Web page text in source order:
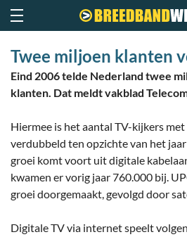
Twee miljoen klanten
Eind 2006 telde Nederland twee
klanten. Dat meldt vakblad
Hiermee is het aantal TV-kijkers
verdubbeld ten opzichte van het
groei komt voort uit digitale
kwamen er vorig jaar 760.000 bij.
groei doorgemaakt, gevolgd door
Digitale TV via internet speelt